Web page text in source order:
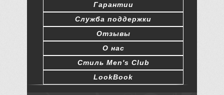
Гарантии
Служба поддержки
Отзывы
О нас
Стиль Men's Club
LookBook